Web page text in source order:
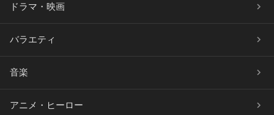
ドラマ・映画
バラエティ
音楽
アニメ・ヒーロー